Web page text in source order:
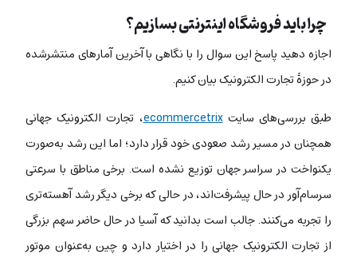
چرا باید فروشگاه اینترنتی بسازیم؟
اجازه دهید پاسخ این سوال را با نگاهی با آخرین آمارهای منتشرشده
در حوزۀ تجارت الکترونیک بیان کنیم.
طبق بررسی‌های سایتecommercetrix، تجارت الکترونیک جهانی
همچنان در مسیر رشد صعودی خود قرار دارد؛ اما این رشد به‌صورت
یکنواخت در سراسر جهان توزیع نشده است. برخی مناطق با سرعتی
سرسام‌آور در حال پیشرفت‌اند، در حالی که برخی دیگر رشد آهسته‌تری
را تجربه می‌کنند. جالب است بدانید که آسیا در حال حاضر سهم بزرگی
از تجارت الکترونیک جهانی را در اختیار دارد و چین به‌عنوان موتور